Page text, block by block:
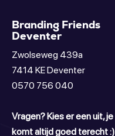
Branding Friends
Deventer
Zwolseweg 439a
7414 KE Deventer
0570 756 040
Vragen? Kies er een uit, je
komt altijd goed terecht :)